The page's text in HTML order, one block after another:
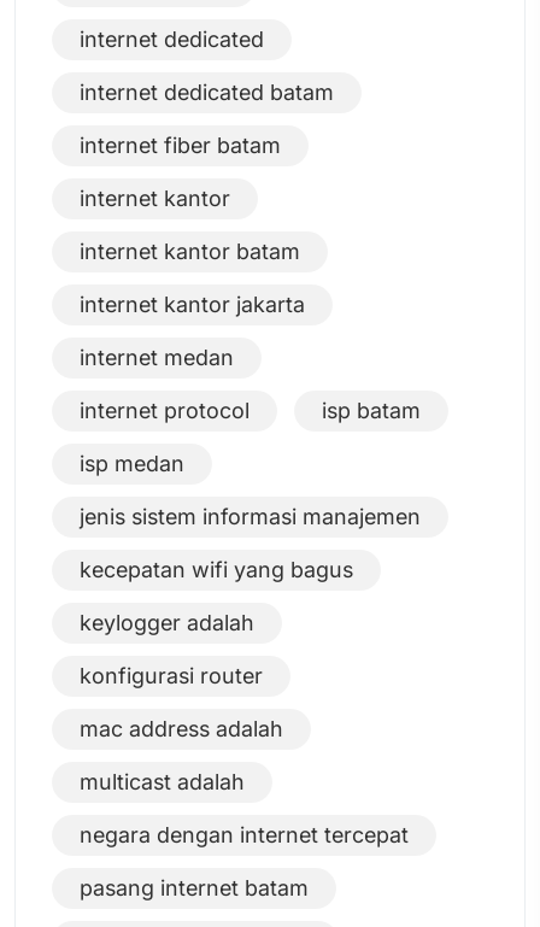
internet dedicated
internet dedicated batam
internet fiber batam
internet kantor
internet kantor batam
internet kantor jakarta
internet medan
internet protocol isp batam
isp medan
jenis sistem informasi manajemen
kecepatan wifi yang bagus
keylogger adalah
konfigurasi router
mac address adalah
multicast adalah
negara dengan internet tercepat
pasang internet batam